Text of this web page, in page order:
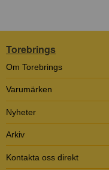
Torebrings
Om Torebrings
Varumärken
Nyheter
Arkiv
Kontakta oss direkt